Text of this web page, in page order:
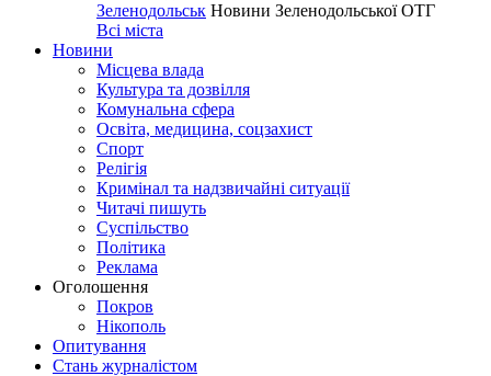
Зеленодольськ Новини Зеленодольської ОТГ
Всі міста
Новини
Місцева влада
Культура та дозвілля
Комунальна сфера
Освіта, медицина, соцзахист
Спорт
Релігія
Кримінал та надзвичайні ситуації
Читачі пишуть
Суспільство
Політика
Реклама
Оголошення
Покров
Нікополь
Опитування
Стань журналістом